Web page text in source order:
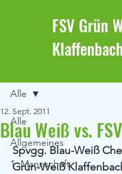
FSV Grün
Klaffenbach
Alle
Allgemeines
1. Mannschaft
Alle
Blau Weiß vs.
12. Sept. 2011
Spvgg. Blau-Weiß
Grün-Weiß